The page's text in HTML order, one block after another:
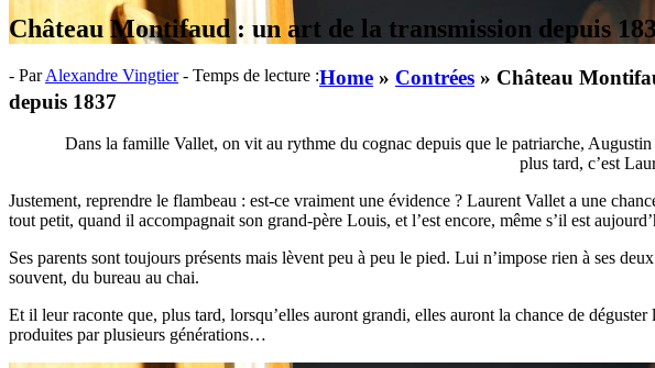
Château Montifaud : un art de la transmission depuis
- ParAlexandre Vingtier - Temps de lecture :Home » Contrées » Château
depuis 1837
Dans la famille Vallet, on vit au rythme du cognac depuis que le patriarche,
plus tard, c’est
Justement, reprendre le flambeau : est-ce vraiment une évidence ? Laurent Vallet a une
tout petit, quand il accompagnait son grand-père Louis, et l’est encore, même s’il est
Ses parents sont toujours présents mais lèvent peu à peu le pied. Lui n’impose rien à ses
souvent, du bureau au chai.
Et il leur raconte que, plus tard, lorsqu’elles auront grandi, elles auront la chance de
produites par plusieurs générations…